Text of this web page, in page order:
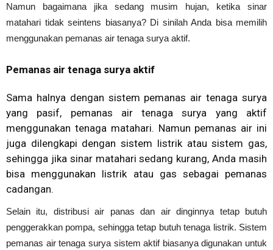
Namun bagaimana jika sedang musim hujan, ketika sinar
matahari tidak seintens biasanya? Di sinilah Anda bisa memilih
menggunakan pemanas air tenaga surya aktif.
Pemanas air tenaga surya aktif
Sama halnya dengan sistem pemanas air tenaga surya
yang pasif, pemanas air tenaga surya yang aktif
menggunakan tenaga matahari. Namun pemanas air ini
juga dilengkapi dengan sistem listrik atau sistem gas,
sehingga jika sinar matahari sedang kurang, Anda masih
bisa menggunakan listrik atau gas sebagai pemanas
cadangan.
Selain itu, distribusi air panas dan air dinginnya tetap butuh
penggerakkan pompa, sehingga tetap butuh tenaga listrik. Sistem
pemanas air tenaga surya sistem aktif biasanya digunakan untuk